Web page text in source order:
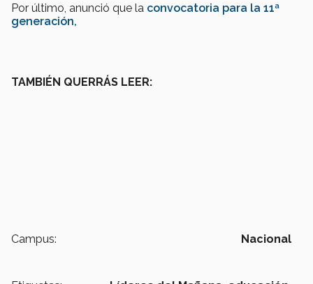
Por último, anunció que la convocatoria para la 11ª
generación,
TAMBIÉN QUERRÁS LEER:
Campus: Nacional